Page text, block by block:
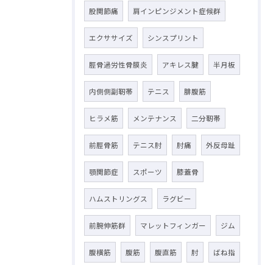
股関節痛 肩インピンジメント症候群
エクササイズ シンスプリント
脛骨過労性骨膜炎 アキレス腱 半月板
内側側副靭帯 テニス 腓腹筋
ヒラメ筋 メンテナンス 二分靭帯
前脛骨筋 テニス肘 肘痛 外反母趾
顎関節症 スポーツ 膝蓋骨
ハムストリングス ラグビー
前腕伸筋群 マレットフィンガー ジム
腹横筋 腹筋 腹直筋 肘 ばね指